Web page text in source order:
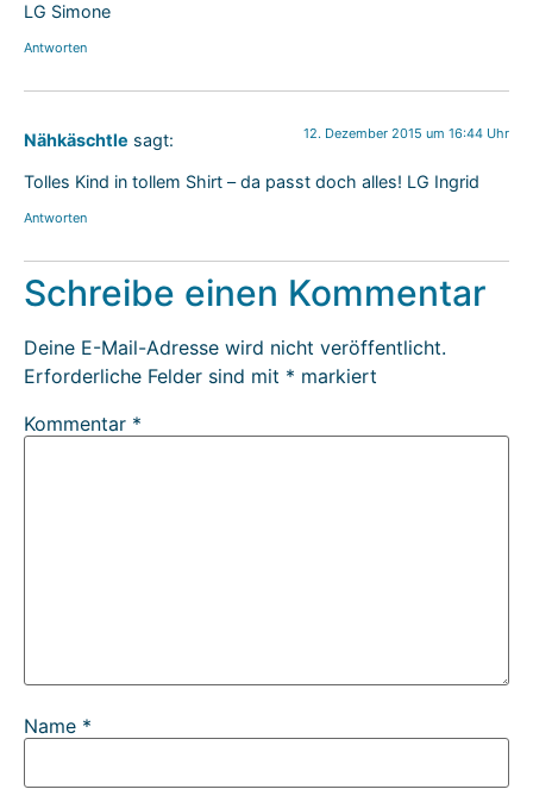
LG Simone
Antworten
Nähkäschtle sagt: 12. Dezember 2015 um 16:44 Uhr
Tolles Kind in tollem Shirt – da passt doch alles! LG Ingrid
Antworten
Schreibe einen Kommentar
Deine E-Mail-Adresse wird nicht veröffentlicht.
Erforderliche Felder sind mit * markiert
Kommentar *
Name *